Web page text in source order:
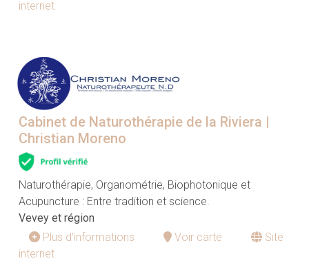
internet
Cabinet de Naturothérapie de la Riviera |
Christian Moreno
Naturothérapie, Organométrie, Biophotonique et
Acupuncture : Entre tradition et science.
Vevey et région
Plus d'informations
Voir carte
Site
internet